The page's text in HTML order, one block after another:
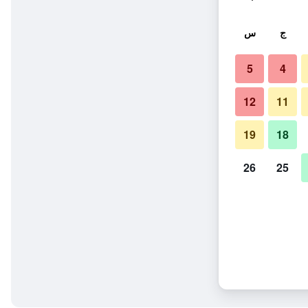
ج س
4
5
11
12
18
19
25
26